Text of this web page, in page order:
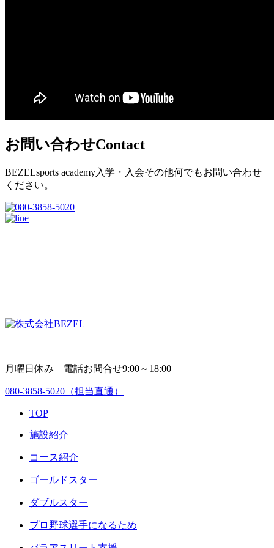
お問い合わせContact
BEZELsports academy入学・入会その他何でもお問い合わせ
ください。
月曜日休み 電話お問合せ9:00～18:00
080-3858-5020 （担当直通）
TOP
施設紹介
コース紹介
ゴールドスター
ダブルスター
プロ野球選手になるため